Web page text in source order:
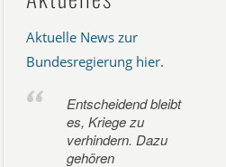
Aktuelle News zur
Bundesregierung hier.
Entscheidend bleibt
es, Kriege zu
verhindern. Dazu
gehören